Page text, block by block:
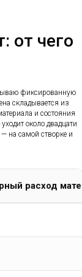
от чего
фиксированную
складывается из
и состояния
около двадцати
— на самой створке и
расход